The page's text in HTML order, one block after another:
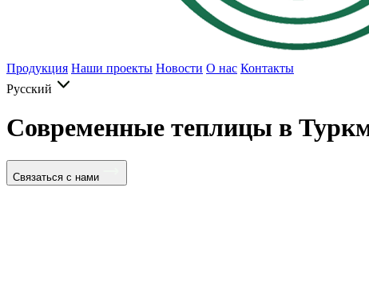
Продукция Наши проекты Новости О нас Контакты
Русский
Современные теплицы в
Связаться с нами